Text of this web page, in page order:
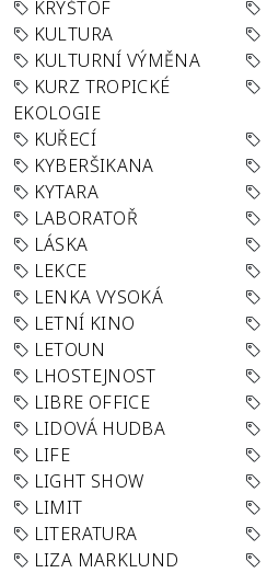
KRYŠTOF
KULTURA
KULTURNÍ VÝMĚNA
KURZ TROPICKÉ
EKOLOGIE
KUŘECÍ
KYBERŠIKANA
KYTARA
LABORATOŘ
LÁSKA
LEKCE
LENKA VYSOKÁ
LETNÍ KINO
LETOUN
LHOSTEJNOST
LIBRE OFFICE
LIDOVÁ HUDBA
LIFE
LIGHT SHOW
LIMIT
LITERATURA
LIZA MARKLUND